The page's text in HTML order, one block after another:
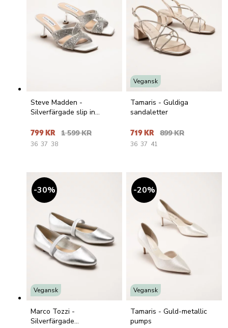
Steve Madden -
Silverfärgade slip in
799 KR 1 599 KR
36 37 38
Vegansk
Tamaris - Guldiga
sandaletter
719 KR 899 KR
36 37 41
30%
Vegansk
Marco Tozzi -
Silverfärgade
20%
Vegansk
Tamaris - Guld-metallic
pumps